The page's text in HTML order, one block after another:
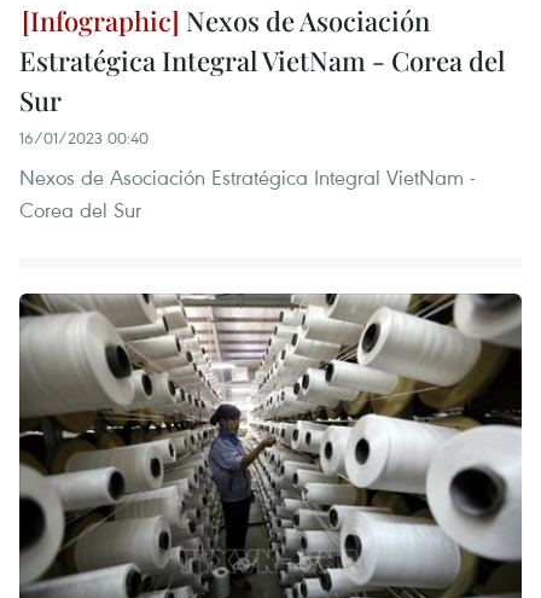
Nexos de Asociación
Estratégica Integral VietNam - Corea del
Sur
16/01/2023 00:40
Nexos de Asociación Estratégica Integral VietNam -
Corea del Sur